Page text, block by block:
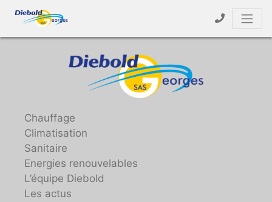
Chauffage
Climatisation
Sanitaire
Energies renouvelables
L’équipe Diebold
Les actus